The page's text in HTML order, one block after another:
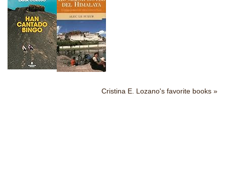
Cristina E. Lozano's favorite books »